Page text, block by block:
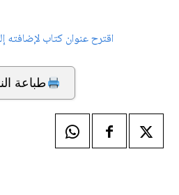
اقترح عنوان كتاب لإضافته
طباعة